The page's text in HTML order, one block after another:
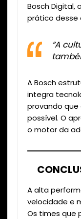
Bosch Digital,
prático desse
“A
A Bosch
integra
provando
possível. O
o motor da
A alta
velocidade e
Os times que